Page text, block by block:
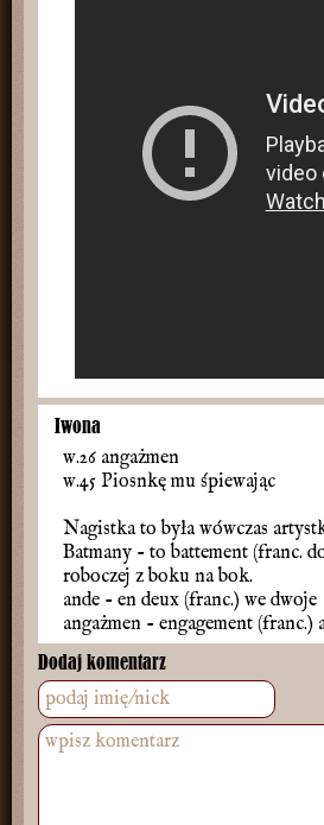
Iwona
w.26 angażmen
w.45 Piosnkę mu śpiewając
Nagistka to była wówczas
Batmany - to battement (franc.
roboczej z boku na bok.
ande - en deux (franc.) we dwoje
angażmen - engagement
Dodaj komentarz